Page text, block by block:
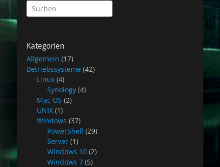
Suchen
nach:
Kategorien
Allgemein (17)
Betriebssysteme (42)
Linux (4)
Synology (4)
Mac OS (2)
UNIX (1)
Windows (37)
PowerShell (29)
Server (1)
Windows 10 (2)
Windows 7 (5)